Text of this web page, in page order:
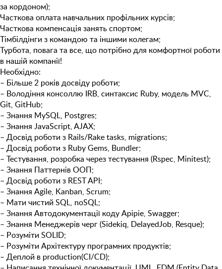
за кордоном);
Часткова оплата навчальних профільних курсів;
Часткова компенсація занять спортом;
Тімбілдінги з командою та іншими колегам;
Турбота, повага та все, що потрібно для комфортної роботи
в нашій компанії!
Необхідно:
– Більше 2 років досвіду роботи;
– Володіння консоллю IRB, синтаксис Ruby, модель MVC,
Git, GitHub;
– Знання MySQL, Postgres;
– Знання JavaScript, AJAX;
– Досвід роботи з Rails/Rake tasks, migrations;
– Досвід роботи з Ruby Gems, Bundler;
– Тестування, розробка через тестування (Rspec, Minitest);
– Знання Паттернів ООП;
– Досвід роботи з REST API;
– Знання Agile, Kanban, Scrum;
– Мати чистий SQL, noSQL;
– Знання Автодокументації коду Apipie, Swagger;
– Знання Менеджерів черг (Sidekiq, DelayedJob, Resque);
– Розуміти SOLID;
– Розуміти Архітектуру програмних продуктів;
– Деплой в production(CI/CD);